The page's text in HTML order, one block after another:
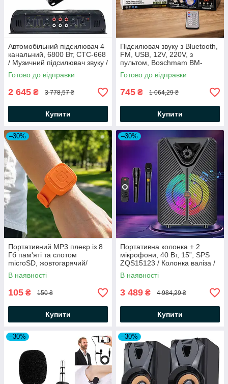
Автомобільний підсилювач 4
канальний, 6800 Вт, СТС-668
/ Музичний підсилювач звуку /
Аудіо підсилювач /
Автопідсилювач
Готово до відправки
2 645 ₴ 3 778,57 ₴
Купити
Підсилювач звуку з Bluetooth,
FM, USB, 12V, 220V, з
пультом, Boschmam BM-
699BT, Чорний /
Аудіопідсилювач потужності
Готово до відправки
745 ₴ 1 064,29 ₴
Купити
–30%
Портативний MP3 плеєр із 8
Гб пам'яті та слотом
microSD, жовтогарячий/
Музичний плеєр/ Мініплеєр
В наявності
105 ₴ 150 ₴
Купити
–30%
Портативна колонка + 2
мікрофони, 40 Вт, 15”, SPS
ZQS15123 / Колонка валіза /
Караоке-колонка / Bluetooth
колонка
В наявності
3 489 ₴ 4 984,29 ₴
Купити
–30% –30%